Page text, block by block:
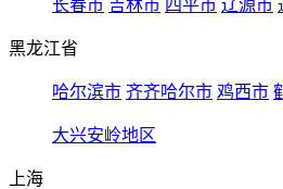
长春市 吉林市 四平市 辽源市
黑龙江省
哈尔滨市 齐齐哈尔市 鸡西市
大兴安岭地区
上海